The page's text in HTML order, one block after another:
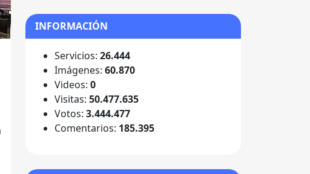
INFORMACIÓN
Servicios: 26.444
Imágenes: 60.870
Videos: 0
Visitas: 50.477.635
Votos: 3.444.477
Comentarios: 185.395